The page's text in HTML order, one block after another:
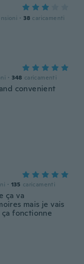
· 38 caricamenti
· 348 caricamenti
convenient
· 135 caricamenti
ça va
mais je vais
fonctionne